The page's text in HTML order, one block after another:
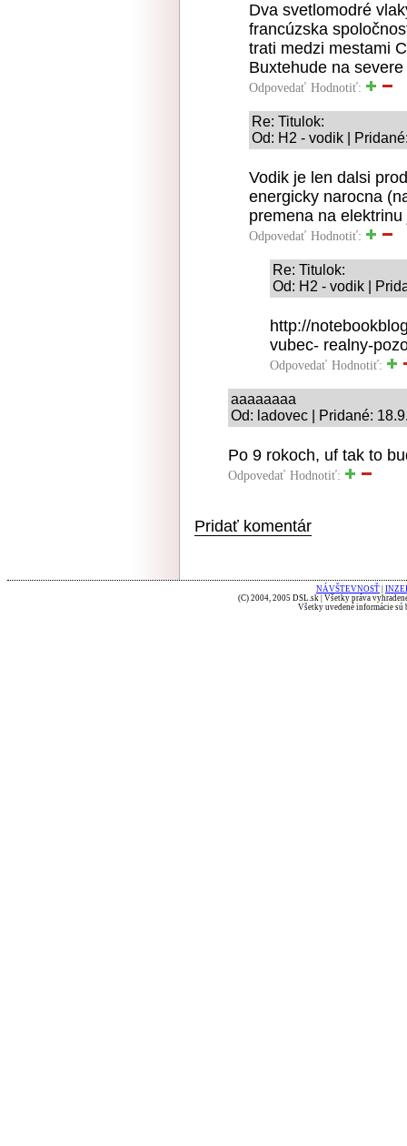
Dva svetlomodré
francúzska
trati medzi mestami
Buxtehude na
Odpovedať Hodnotiť:
Re: Titulok:
Od: H2 - vodik |
Vodik je len dalsi
energicky narocna
premena na
Odpovedať Hodnotiť:
Re: Titulok:
Od: H2 - vodik |
http://
vubec- realny-
Odpovedať Hodnotiť:
aaaaaaaa
Od: ladovec | Pridané:
Po 9 rokoch, uf tak to
Odpovedať Hodnotiť:
Pridať komentár
NÁVŠTEVNOSŤ
(C) 2004, 2005 DSL.sk | Všetky práva
Všetky uvedené informácie sú